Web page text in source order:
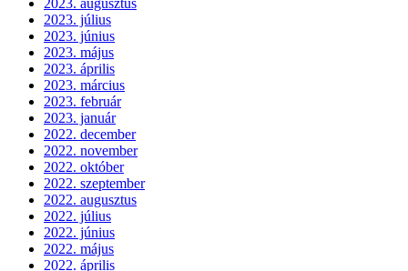
2023. augusztus
2023. július
2023. június
2023. május
2023. április
2023. március
2023. február
2023. január
2022. december
2022. november
2022. október
2022. szeptember
2022. augusztus
2022. július
2022. június
2022. május
2022. április